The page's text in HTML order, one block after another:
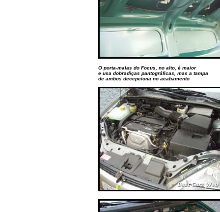
O porta-malas do Focus, no alto, é maior
e usa dobradiças pantográficas, mas a tampa
de ambos decepciona no acabamento